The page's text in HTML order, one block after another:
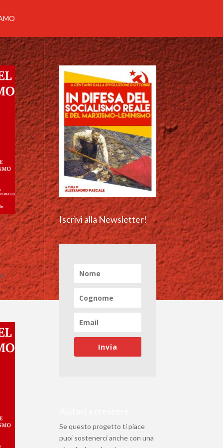
Iscrivi alla Newsletter!
Invia
Se questo progetto ti piace
puoi sostenerci anche con una